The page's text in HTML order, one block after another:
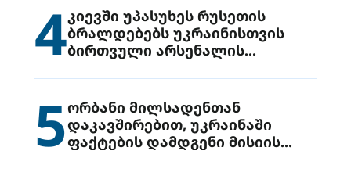
4კიევში უპასუხეს რუსეთის
ბრალდებებს უკრაინისთვის
ბირთვული არსენალის
5ორბანი მილსადენთან
დაკავშირებით, უკრაინაში
ფაქტების დამდგენი მისიის